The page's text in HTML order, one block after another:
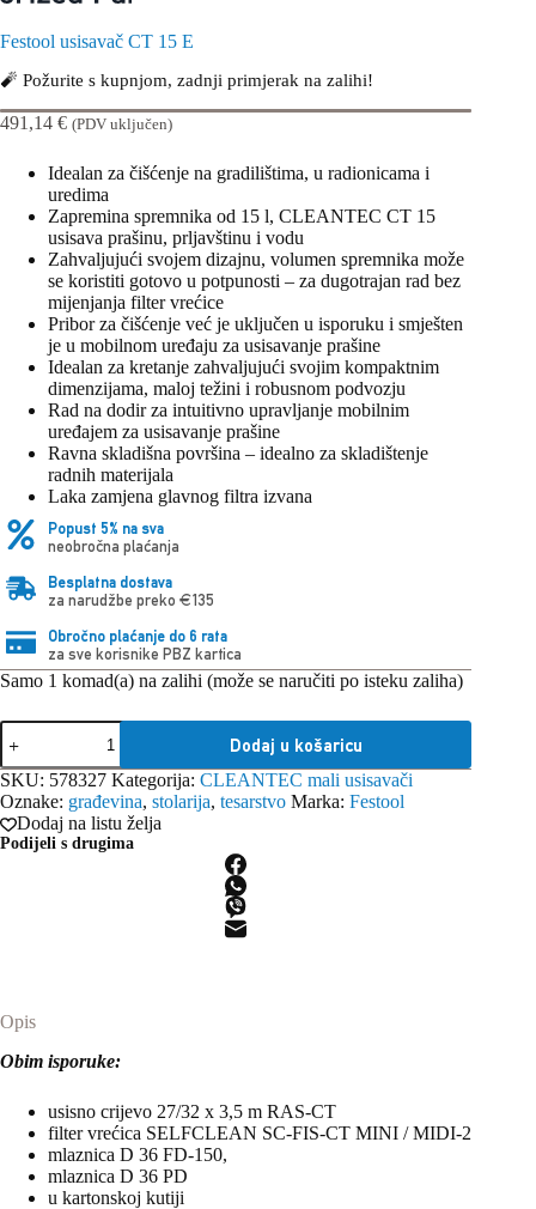
Festool usisavač CT 15 E
🧨 Požurite s kupnjom, zadnji primjerak na zalihi!
491,14 € (PDV uključen)
Idealan za čišćenje na gradilištima, u radionicama i
uredima
Zapremina spremnika od 15 l, CLEANTEC CT 15
usisava prašinu, prljavštinu i vodu
Zahvaljujući svojem dizajnu, volumen spremnika može
se koristiti gotovo u potpunosti – za dugotrajan rad bez
mijenjanja filter vrećice
Pribor za čišćenje već je uključen u isporuku i smješten
je u mobilnom uređaju za usisavanje prašine
Idealan za kretanje zahvaljujući svojim kompaktnim
dimenzijama, maloj težini i robusnom podvozju
Rad na dodir za intuitivno upravljanje mobilnim
uređajem za usisavanje prašine
Ravna skladišna površina – idealno za skladištenje
radnih materijala
Laka zamjena glavnog filtra izvana
Popust 5% na sva
neobročna plaćanja
Besplatna dostava
za narudžbe preko €135
Obročno plaćanje do 6 rata
za sve korisnike PBZ kartica
Samo 1 komad(a) na zalihi (može se naručiti po isteku zaliha)
Festool
usisavač
CT
15
E
količina
Dodaj u košaricu
SKU: 578327 Kategorija: CLEANTEC mali usisavači
Oznake: građevina, stolarija, tesarstvo Marka: Festool
Dodaj na listu želja
Podijeli s drugima
Opis
Obim isporuke:
usisno crijevo 27/32 x 3,5 m RAS-CT
filter vrećica SELFCLEAN SC-FIS-CT MINI / MIDI-2
mlaznica D 36 FD-150,
mlaznica D 36 PD
u kartonskoj kutiji